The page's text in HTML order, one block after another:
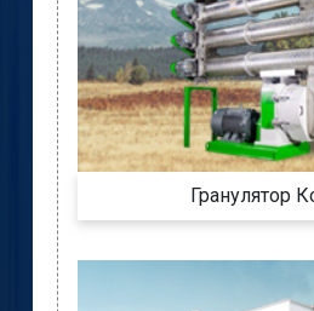
Гранулятор